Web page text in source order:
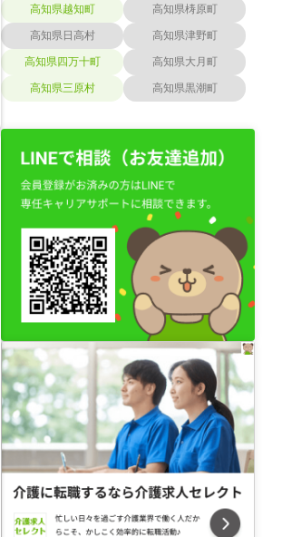
高知県越知町 高知県梼原町
高知県日高村 高知県津野町
高知県四万十町 高知県大月町
高知県三原村 高知県黒潮町